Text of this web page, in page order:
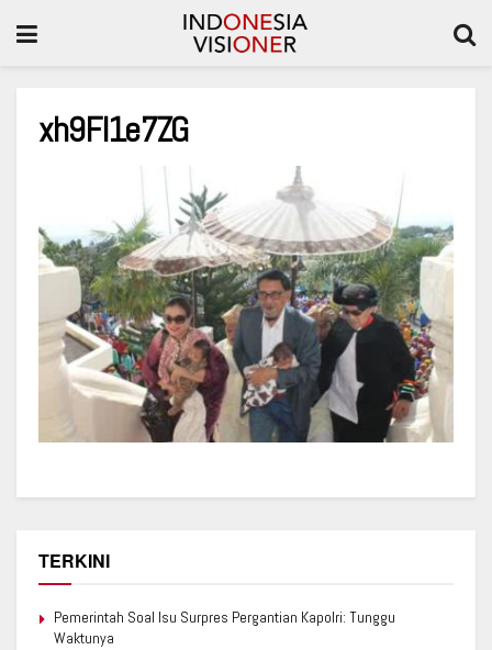
xh9Fl1e7ZG
TERKINI
Pemerintah Soal Isu Surpres Pergantian Kapolri: Tunggu
Waktunya